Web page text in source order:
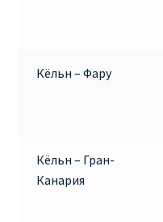
Кёльн – Фару
Кёльн – Гран-
Канария